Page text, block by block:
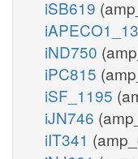
iSB619
iND750
iPC815
iSF_1195
iJN746
iIT341